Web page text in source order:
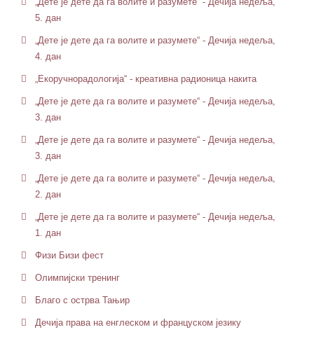
5. дан
„Дете је дете да га волите и разумете“ - Дечија недеља,
4. дан
„Екоручнорадологија“ - креативна радионица накита
„Дете је дете да га волите и разумете“ - Дечија недеља,
3. дан
„Дете је дете да га волите и разумете“ - Дечија недеља,
3. дан
„Дете је дете да га волите и разумете“ - Дечија недеља,
2. дан
„Дете је дете да га волите и разумете“ - Дечија недеља,
1. дан
Физи Бизи фест
Олимпијски тренинг
Благо с острва Тањир
Дечија права на енглеском и француском језику